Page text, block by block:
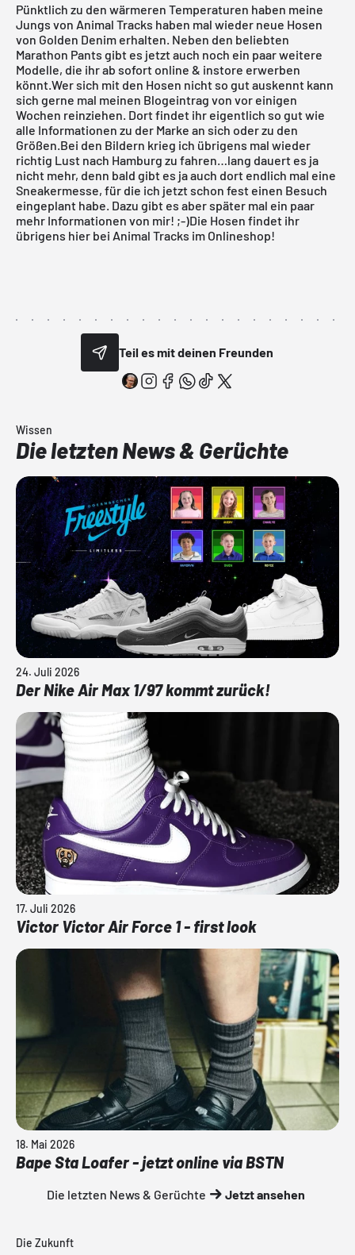
Pünktlich zu den wärmeren Temperaturen haben meine
Jungs von Animal Tracks haben mal wieder neue Hosen
von Golden Denim erhalten. Neben den beliebten
Marathon Pants gibt es jetzt auch noch ein paar weitere
Modelle, die ihr ab sofort online & instore erwerben
könnt.Wer sich mit den Hosen nicht so gut auskennt kann
sich gerne mal meinen Blogeintrag von vor einigen
Wochen reinziehen. Dort findet ihr eigentlich so gut wie
alle Informationen zu der Marke an sich oder zu den
Größen.Bei den Bildern krieg ich übrigens mal wieder
richtig Lust nach Hamburg zu fahren…lang dauert es ja
nicht mehr, denn bald gibt es ja auch dort endlich mal eine
Sneakermesse, für die ich jetzt schon fest einen Besuch
eingeplant habe. Dazu gibt es aber später mal ein paar
mehr Informationen von mir! ;-)Die Hosen findet ihr
übrigens hier bei Animal Tracks im Onlineshop!
Teil es mit deinen Freunden
Wissen
Die letzten News & Gerüchte
24. Juli 2026
Der Nike Air Max 1/97 kommt zurück!
17. Juli 2026
Victor Victor Air Force 1 - first look
18. Mai 2026
Bape Sta Loafer - jetzt online via BSTN
Die letzten News & Gerüchte Jetzt ansehen
Die Zukunft